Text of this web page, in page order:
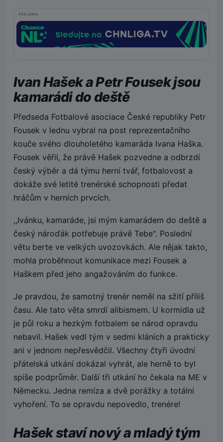
REKLAMA
Ivan Hašek a Petr Fousek jsou
kamarádi do deště
Předseda Fotbalové asociace České republiky Petr
Fousek v lednu vybral na post reprezentačního
kouče svého dlouholetého kamaráda Ivana Haška.
Fousek věřil, že právě Hašek pozvedne a odbrzdí
český výběr a dá týmu herní tvář, fotbalovost a
dokáže své letité trenérské schopnosti předat
hráčům v herních prvcích.
,,Ivánku, kamaráde, jsi mým kamarádem do deště a
český nároďák potřebuje právě Tebe". Poslední
větu berte ve velkých uvozovkách. Ale nějak takto,
mohla proběhnout komunikace mezi Fousek a
Haškem před jeho angažováním do funkce.
Je pravdou, že samotný trenér neměl na sžití příliš
času. Ale tato věta smrdí alibismem. U kormidla už
je půl roku a hezkým fotbalem se národ opravdu
nebavil. Hašek vedl tým v sedmi kláních a prakticky
ani v jednom nepřesvědčil. Všechny čtyři úvodní
přátelská utkání dokázal vyhrát, ale herně to byl
spíše podprůměr. Další tři utkání ho čekala na ME v
Německu. Jedna remíza a dvě porážky a totální
vyhoření. To se opravdu nepovedlo, trenére!
Hašek staví nový a mladý tým